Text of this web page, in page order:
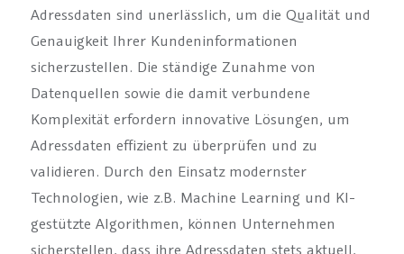
Adressdaten sind unerlässlich, um die Qualität und
Genauigkeit Ihrer Kundeninformationen
sicherzustellen. Die ständige Zunahme von
Datenquellen sowie die damit verbundene
Komplexität erfordern innovative Lösungen, um
Adressdaten effizient zu überprüfen und zu
validieren. Durch den Einsatz modernster
Technologien, wie z.B. Machine Learning und KI-
gestützte Algorithmen, können Unternehmen
sicherstellen, dass ihre Adressdaten stets aktuell,